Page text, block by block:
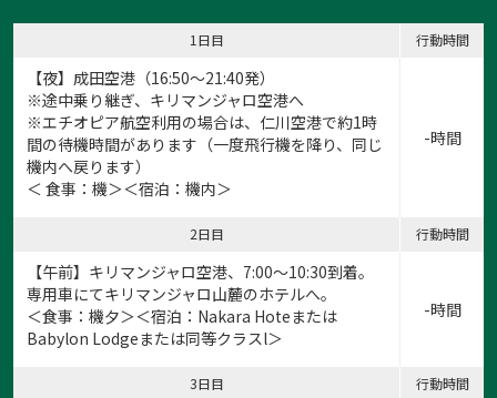
1日目 行動時間
【夜】成田空港（16:50～21:40発）
※途中乗り継ぎ、キリマンジャロ空港へ
※エチオピア航空利用の場合は、仁川空港で約1時
間の待機時間があります（一度飛行機を降り、同じ
機内へ戻ります）
＜ 食事：機＞＜宿泊：機内＞
-時間
2日目 行動時間
【午前】キリマンジャロ空港、7:00～10:30到着。
専用車にてキリマンジャロ山麓のホテルへ。
＜食事：機夕＞＜宿泊：Nakara Hoteまたは
Babylon Lodgeまたは同等クラスl＞
-時間
3日目 行動時間